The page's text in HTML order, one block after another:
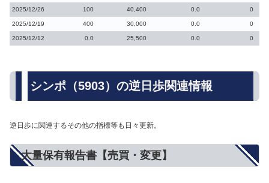
2025/12/26 100 40,400 0.0 0
2025/12/19 400 30,000 0.0 0
2025/12/12 0.0 25,500 0.0 0
シンポ（5903）の逆日歩関連情報
逆日歩に関連するその他の指標等も日々更新。
大量保有報告書【売買・変更】